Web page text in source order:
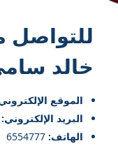
للتواصل
خالد
الموقع
البريد الإلكتروني:
الهاتف: 6554777